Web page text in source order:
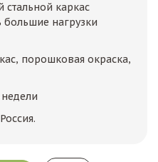
каркас
большие нагрузки
порошковая окраска,